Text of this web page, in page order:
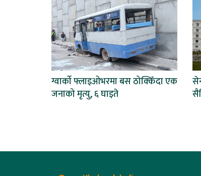
ग्वार्को फ्लाइओभरमा बस ठोक्किँदा एक
जनाको मृत्यु, ६ घाइते